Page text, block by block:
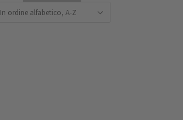
In ordine alfabetico, A-Z